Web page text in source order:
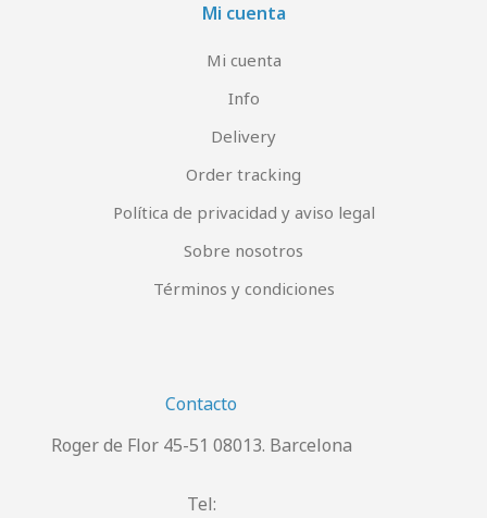
Mi cuenta
Mi cuenta
Info
Delivery
Order tracking
Política de privacidad y aviso legal
Sobre nosotros
Términos y condiciones
Contacto
Roger de Flor 45-51 08013. Barcelona
Tel: